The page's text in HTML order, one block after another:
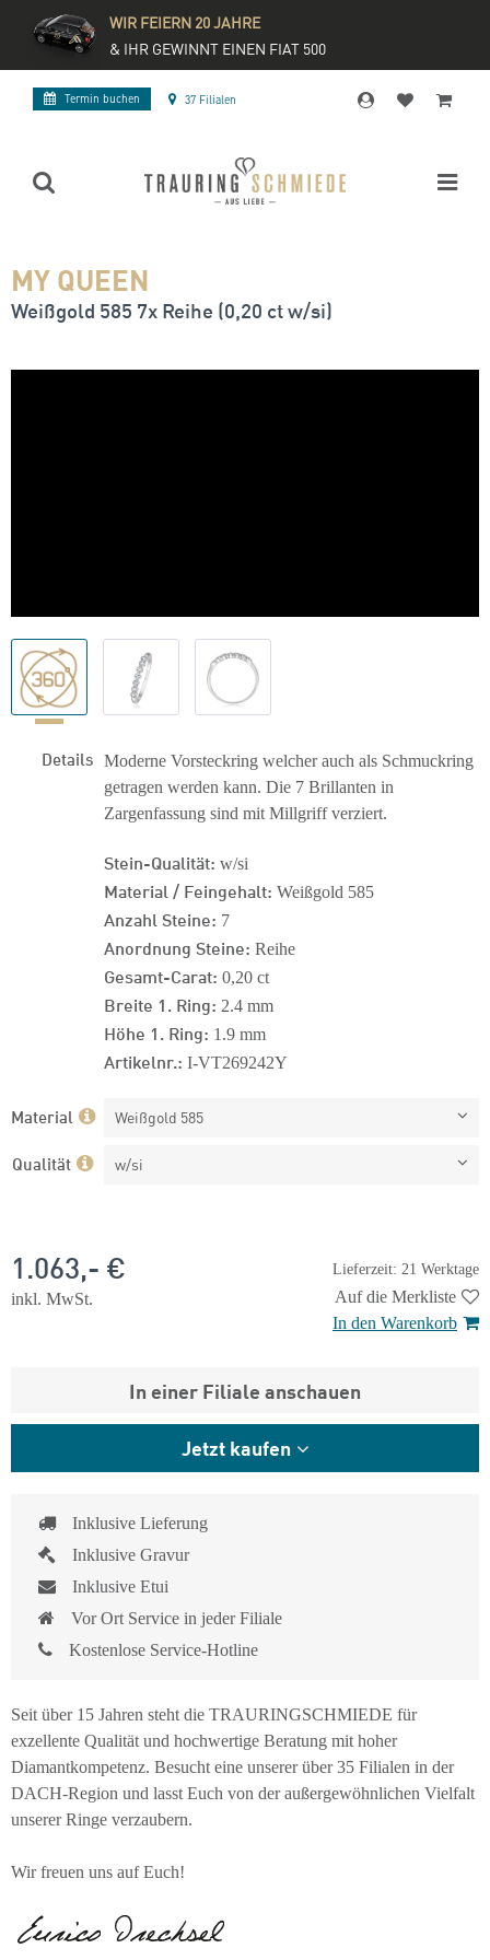
WIR FEIERN 20 JAHRE
& IHR GEWINNT EINEN FIAT 500
Termin buchen 37 Filialen
MY QUEEN
Weißgold 585 7x Reihe (0,20 ct w/si)
Details Moderne Vorsteckring welcher auch als Schmuckring
getragen werden kann. Die 7 Brillanten in
Zargenfassung sind mit Millgriff verziert.
Stein-Qualität: w/si
Material / Feingehalt: Weißgold 585
Anzahl Steine: 7
Anordnung Steine: Reihe
Gesamt-Carat: 0,20 ct
Breite 1. Ring: 2.4 mm
Höhe 1. Ring: 1.9 mm
Artikelnr.: I-VT269242Y
Material Weißgold 585
Qualität w/si
Lieferzeit: 21 Werktage
1.063,- €
inkl. MwSt.
Auf die Merkliste
In den Warenkorb
In einer Filiale anschauen
Jetzt kaufen
Inklusive Lieferung
Inklusive Gravur
Inklusive Etui
Vor Ort Service in jeder Filiale
Kostenlose Service-Hotline
Seit über 15 Jahren steht die TRAURINGSCHMIEDE für
exzellente Qualität und hochwertige Beratung mit hoher
Diamantkompetenz. Besucht eine unserer über 35 Filialen in der
DACH-Region und lasst Euch von der außergewöhnlichen Vielfalt
unserer Ringe verzaubern.
Wir freuen uns auf Euch!